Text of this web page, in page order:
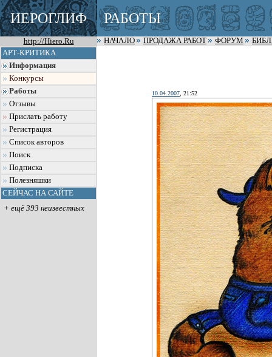
ИЕРОГЛИФ РАБОТЫ
http://Hiero.Ru НАЧАЛО ПРОДАЖА РАБОТ ФОРУМ
АРТ-КРИТИКА
Информация
Конкурсы
Работы
Отзывы
Прислать работу
Регистрация
Список авторов
Поиск
Подписка
Полезняшки
СЕЙЧАС НА САЙТЕ
+ ещё 393 неизвестных
10.04.2007 , 21:52